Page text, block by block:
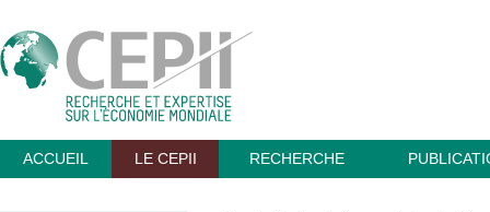
ACCUEIL LE CEPII RECHERCHE